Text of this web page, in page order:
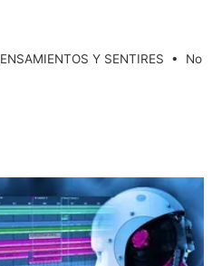
Y SENTIRES • No